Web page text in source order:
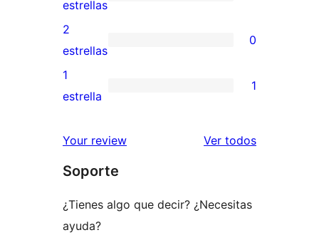
4
estrellas
0
valoraciones
de
3
estrellas
estrellas
0
valoraciones
de
estrellas
2
estrellas
0
1
de
estrellas
1
estrella
1
Your review Ver todoslos
Soporte
¿Tienes algo que decir? ¿Necesitas
ayuda?